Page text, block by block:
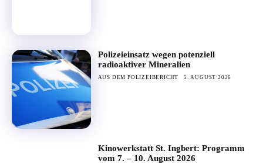
Polizeieinsatz wegen potenziell
radioaktiver Mineralien
AUS DEM POLIZEIBERICHT 5. AUGUST 2026
Kinowerkstatt St. Ingbert: Programm
vom 7. – 10. August 2026